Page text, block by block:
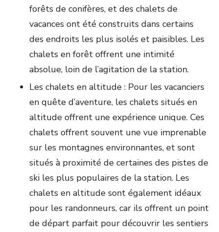
forêts de conifères, et des chalets de
vacances ont été construits dans certains
des endroits les plus isolés et paisibles. Les
chalets en forêt offrent une intimité
absolue, loin de l’agitation de la station.
Les chalets en altitude : Pour les vacanciers
en quête d’aventure, les chalets situés en
altitude offrent une expérience unique. Ces
chalets offrent souvent une vue imprenable
sur les montagnes environnantes, et sont
situés à proximité de certaines des pistes de
ski les plus populaires de la station. Les
chalets en altitude sont également idéaux
pour les randonneurs, car ils offrent un point
de départ parfait pour découvrir les sentiers